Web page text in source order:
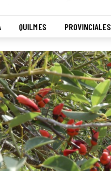
QUILMES PROVINCIALES